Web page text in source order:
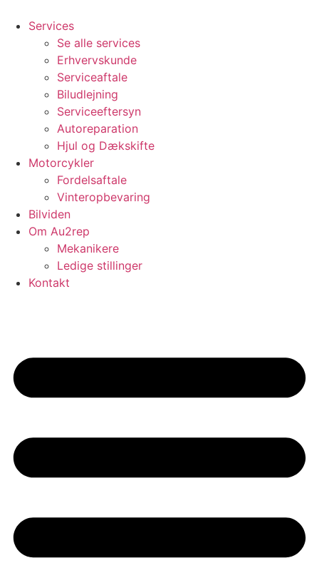
Services
Se alle services
Erhvervskunde
Serviceaftale
Biludlejning
Serviceeftersyn
Autoreparation
Hjul og Dækskifte
Motorcykler
Fordelsaftale
Vinteropbevaring
Bilviden
Om Au2rep
Mekanikere
Ledige stillinger
Kontakt